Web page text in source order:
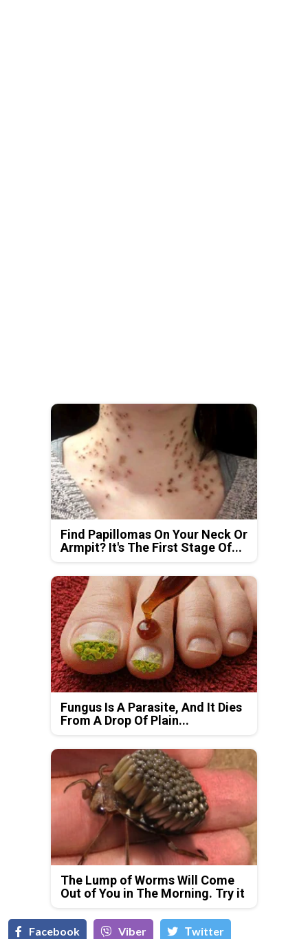
Find Papillomas On Your Neck Or
Armpit? It's The First Stage Of...
Fungus Is A Parasite, And It Dies
From A Drop Of Plain...
The Lump of Worms Will Come
Out of You in The Morning. Try it
Facebook Viber Тwitter